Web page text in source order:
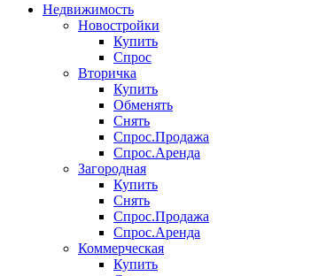
Недвижимость
Новостройки
Купить
Спрос
Вторичка
Купить
Обменять
Снять
Спрос.Продажа
Спрос.Аренда
Загородная
Купить
Снять
Спрос.Продажа
Спрос.Аренда
Коммерческая
Купить